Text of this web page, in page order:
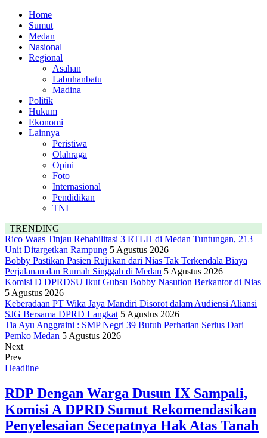
Home
Sumut
Medan
Nasional
Regional
Asahan
Labuhanbatu
Madina
Politik
Hukum
Ekonomi
Lainnya
Peristiwa
Olahraga
Opini
Foto
Internasional
Pendidikan
TNI
TRENDING
Rico Waas Tinjau Rehabilitasi 3 RTLH di Medan Tuntungan, 213
Unit Ditargetkan Rampung 5 Agustus 2026
Bobby Pastikan Pasien Rujukan dari Nias Tak Terkendala Biaya
Perjalanan dan Rumah Singgah di Medan 5 Agustus 2026
Komisi D DPRDSU Ikut Gubsu Bobby Nasution Berkantor di Nias
5 Agustus 2026
Keberadaan PT Wika Jaya Mandiri Disorot dalam Audiensi Aliansi
SJG Bersama DPRD Langkat 5 Agustus 2026
Tia Ayu Anggraini : SMP Negri 39 Butuh Perhatian Serius Dari
Pemko Medan 5 Agustus 2026
Next
Prev
Headline
RDP Dengan Warga Dusun IX Sampali,
Komisi A DPRD Sumut Rekomendasikan
Penyelesaian Secepatnya Hak Atas Tanah